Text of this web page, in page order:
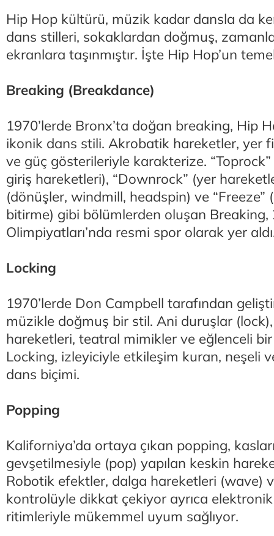
Hip Hop kültürü, müzik kadar dansla da
dans stilleri, sokaklardan doğmuş,
ekranlara taşınmıştır. İşte Hip Hop’un
Breaking (Breakdance)
1970’lerde Bronx’ta doğan breaking, Hip
ikonik dans stili. Akrobatik hareketler, yer
ve güç gösterileriyle karakterize.
giriş hareketleri), “Downrock” (yer
(dönüşler, windmill, headspin) ve “Freeze”
bitirme) gibi bölümlerden oluşan Breaking,
Olimpiyatları’nda resmi spor olarak yer
Locking
1970’lerde Don Campbell tarafından
müzikle doğmuş bir stil. Ani duruşlar
hareketleri, teatral mimikler ve eğlenceli
Locking, izleyiciyle etkileşim kuran, neşeli
dans biçimi.
Popping
Kaliforniya’da ortaya çıkan popping,
gevşetilmesiyle (pop) yapılan keskin
Robotik efektler, dalga hareketleri (wave)
kontrolüyle dikkat çekiyor ayrıca
ritimleriyle mükemmel uyum sağlıyor.